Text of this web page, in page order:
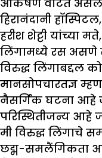
आकर्षण वाटत असेल
हिरानंदानी
हरीश शेट्टी यांच्या
लिंगामध्ये रस असणे
विरुद्ध लिंगाबद्दल
मानसोपचारतज्ञ
नैसर्गिक घटना आहे
परिस्थितीजन्य आहे
मी विरुद्ध लिंगाचे
छद्म-समलैंगिकता